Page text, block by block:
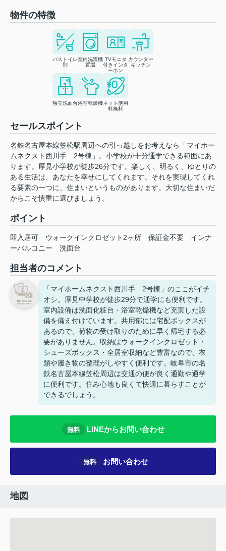
物件の特徴
バストイレ
別
室内洗濯機
置場
TVモニタ
付きインタ
ーホン
カウンター
キッチン
独立洗面台浴室乾燥機ネット使用
料無料
セールスポイント
名鉄名古屋本線笠松駅周辺への引っ越しをお考えなら「マイホー
ムネクスト西川手 2号棟」。小学校が十分通学できる範囲にあ
ります。厚見小学校が徒歩26分です。楽しく、明るく、ゆとりの
ある生活は、あなたを幸せにしてくれます。それを実現してくれ
る要素の一つに、住まいというものがあります。大切な住まいだ
からこそ慎重に選びましょう。
ポイント
即入居可 ウォークインクロゼット2ヶ所 保証金不要
インナ
ーバルコニー
洗面台
担当者のコメント
「マイホームネクスト西川手 2号棟」のここがイチ
オシ。厚見中学校が徒歩29分で通学にも便利です。
室内設備は洗面化粧台・浴室乾燥機など充実した設
備を備え付けています。共用部には宅配ボックスが
あるので、荷物の受け取りのために早く帰宅する必
要がありません。収納はウォークインクロゼット・
シューズボックス・全居室収納など豊富なので、衣
類や履き物の整理がしやすく便利です。岐阜市の名
鉄名古屋本線笠松周辺は交通の便が良く通勤や通学
に便利です。住み心地も良くて快適に暮らすことが
できるでしょう。
無料 LINEからお問い合わせ
無料 お問い合わせ
地図